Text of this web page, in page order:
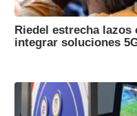
Riedel estrecha
integrar soluciones